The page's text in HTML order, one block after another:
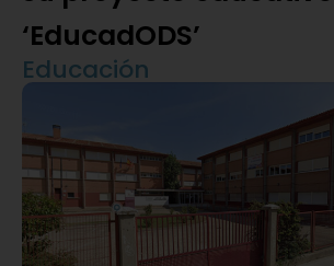
‘EducadODS’
Educación